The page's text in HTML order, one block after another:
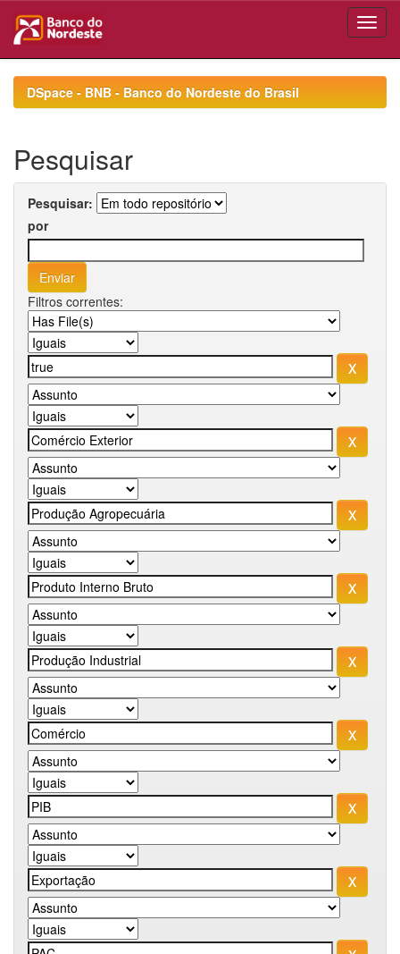
navigationDSpace - BNB - Banco do Nordeste do Brasil
Pesquisar
Pesquisar:
por
Filtros correntes: